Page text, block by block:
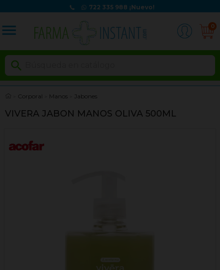
722 335 988 ¡Nuevo!
menu 0

Corporal Manos Jabones
VIVERA JABON MANOS OLIVA 500ML